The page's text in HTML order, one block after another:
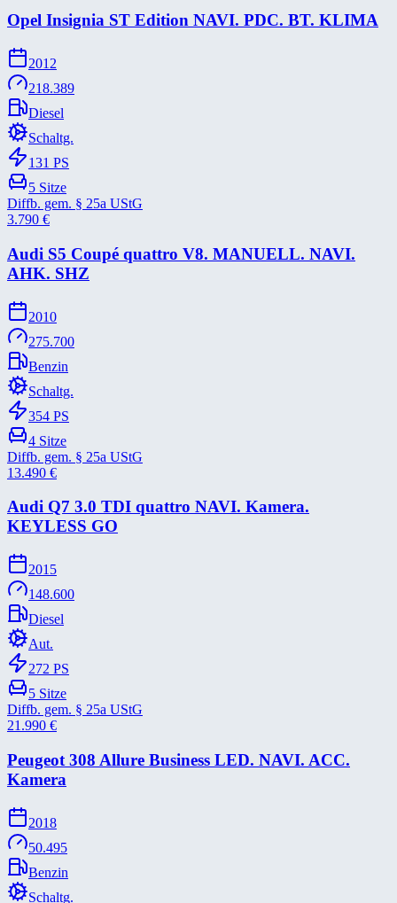
Opel Insignia ST Edition NAVI. PDC. BT. KLIMA
2012
218.389
Diesel
Schaltg.
131 PS
5 Sitze
Diffb. gem. § 25a UStG
3.790 €
Audi S5 Coupé quattro V8. MANUELL. NAVI.
AHK. SHZ
2010
275.700
Benzin
Schaltg.
354 PS
4 Sitze
Diffb. gem. § 25a UStG
13.490 €
Audi Q7 3.0 TDI quattro NAVI. Kamera.
KEYLESS GO
2015
148.600
Diesel
Aut.
272 PS
5 Sitze
Diffb. gem. § 25a UStG
21.990 €
Peugeot 308 Allure Business LED. NAVI. ACC.
Kamera
2018
50.495
Benzin
Schaltg.